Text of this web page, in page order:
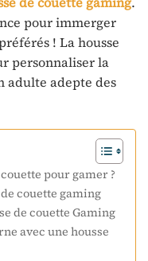
pour immerger
! La housse
personnaliser la
adulte adepte des
pour gamer ?
couette gaming
de couette Gaming
avec une housse